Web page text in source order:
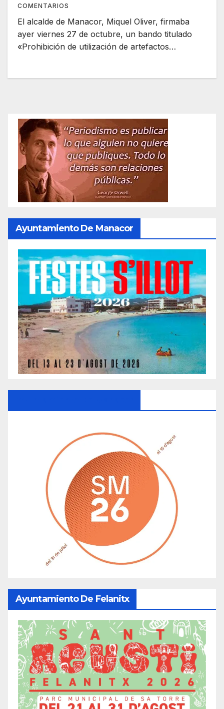
COMENTARIOS
El alcalde de Manacor, Miquel Oliver, firmaba
ayer viernes 27 de octubre, un bando titulado
«Prohibición de utilización de artefactos…
Ayuntamiento De Manacor
Ayuntamiento De Felanitx